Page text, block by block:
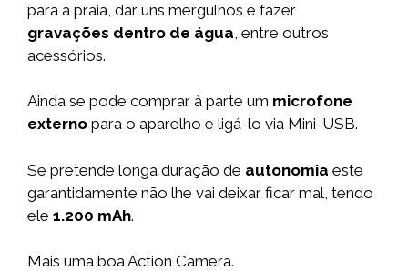
para a praia, dar uns mergulhos e fazer
gravações dentro de água , entre outros
acessórios.
Ainda se pode comprar à parte um microfone
externo para o aparelho e ligá-lo via Mini-USB.
Se pretende longa duração de autonomia este
garantidamente não lhe vai deixar ficar mal, tendo
ele 1.200 mAh.
Mais uma boa Action Camera.